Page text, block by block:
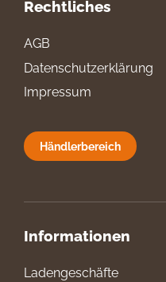
Rechtliches
AGB
Datenschutzerklärung
Impressum
Händlerbereich
Informationen
Ladengeschäfte